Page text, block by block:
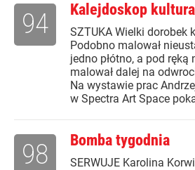
Kalejdoskop
SZTUKA Wielki dorobek
Podobno malował
jedno płótno, a pod ręką
malował dalej na
Na wystawie prac
w Spectra Art Space
94
Bomba tygodnia
SERWUJE Karolina
98